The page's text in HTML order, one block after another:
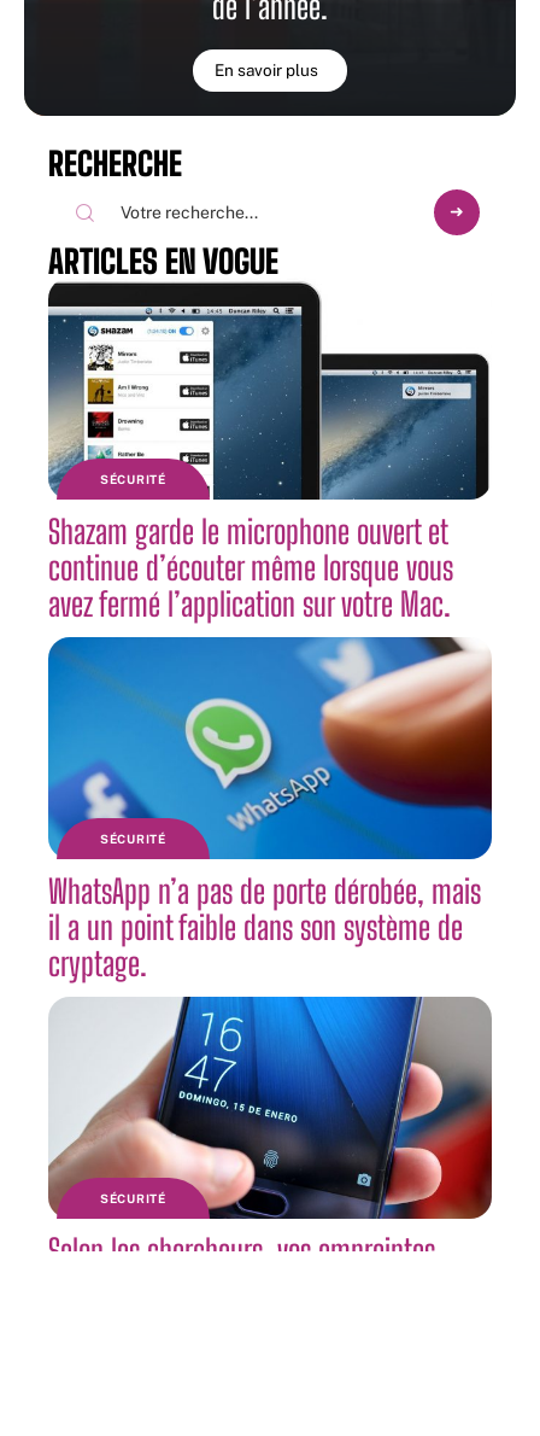
En savoir plus
RECHERCHE
ARTICLES EN VOGUE
SÉCURITÉ
Shazam garde le microphone ouvert et
continue d’écouter même lorsque vous
avez fermé l’application sur votre Mac.
SÉCURITÉ
WhatsApp n’a pas de porte dérobée, mais
il a un point faible dans son système de
cryptage.
SÉCURITÉ
Selon les chercheurs, vos empreintes